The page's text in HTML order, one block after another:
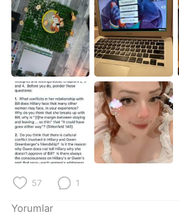
العربية Français
Deutsch 日本語
한국어 Русский
ไทย Indonesia
Italiano Tiếng Việt
Português
57 1
Yorumlar